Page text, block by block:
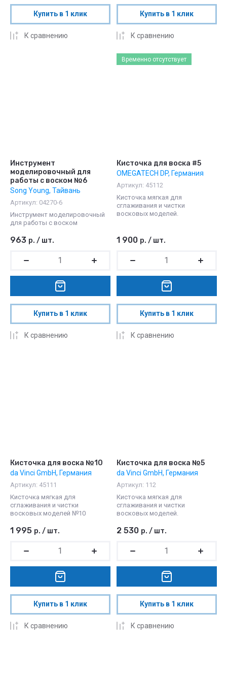
Купить в 1 клик
К сравнению
Купить в 1 клик
К сравнению
Инструмент
моделировочный для
работы с воском №6
Song Young, Тайвань
Артикул: 04270-6
Инструмент моделировочный
для работы с воском
963 р. / шт.
Купить в 1 клик
К сравнению
Временно отсутствует
Кисточка для воска #5
OMEGATECH DP, Германия
Артикул: 45112
Кисточка мягкая для
сглаживания и чистки
восковых моделей.
1 900 р. / шт.
Купить в 1 клик
К сравнению
Кисточка для воска №10
da Vinci GmbH, Германия
Артикул: 45111
Кисточка мягкая для
сглаживания и чистки
восковых моделей №10
1 995 р. / шт.
Купить в 1 клик
К сравнению
Кисточка для воска №5
da Vinci GmbH, Германия
Артикул: 112
Кисточка мягкая для
сглаживания и чистки
восковых моделей.
2 530 р. / шт.
Купить в 1 клик
К сравнению